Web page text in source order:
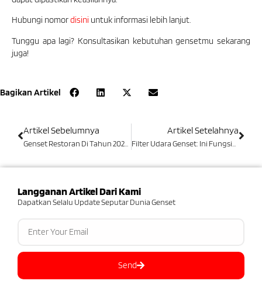
Hubungi nomordisini untuk informasi lebih lanjut.
Tunggu apa lagi? Konsultasikan kebutuhan gensetmu sekarang
juga!
Bagikan Artikel
Artikel Sebelumnya Artikel Setelahnya
Langganan Artikel Dari Kami
Dapatkan Selalu Update Seputar Dunia Genset
Send